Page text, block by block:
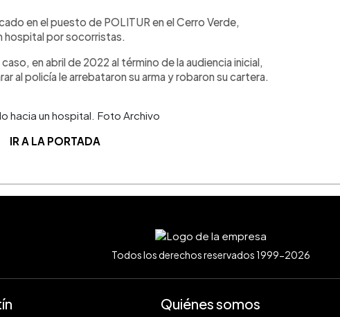
en el puesto de POLITUR en el Cerro Verde,
hospital por socorristas.
en abril de 2022 al término de la audiencia inicial,
al policía le arrebataron su arma y robaron su cartera.
hacia un hospital. Foto Archivo
IR A LA PORTADA
Todos los derechos reservados 1999-2026
Quiénes somos